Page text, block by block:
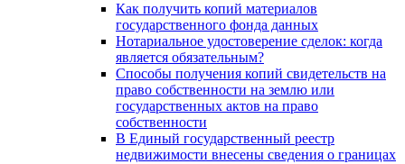
Как получить копий материалов
государственного фонда данных
Нотариальное удостоверение сделок: когда
является обязательным?
Способы получения копий свидетельств на
право собственности на землю или
государственных актов на право
собственности
В Единый государственный реестр
недвижимости внесены сведения о границах